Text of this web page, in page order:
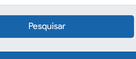
Pesquisar